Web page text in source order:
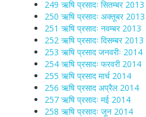
249 ऋषि प्रसादः सितम्बर 2013
250 ऋषि प्रसादः अक्तूबर 2013
251 ऋषि प्रसादः नवम्बर 2013
252 ऋषि प्रसादः दिसम्बर 2013
253 ऋषि प्रसाद जनवरीः 2014
254 ऋषि प्रसादः फरवरी 2014
255 ऋषि प्रसाद मार्च 2014
256 ऋषि प्रसाद अप्रैल 2014
257 ऋषि प्रसादः मई 2014
258 ऋषि प्रसादः जून 2014